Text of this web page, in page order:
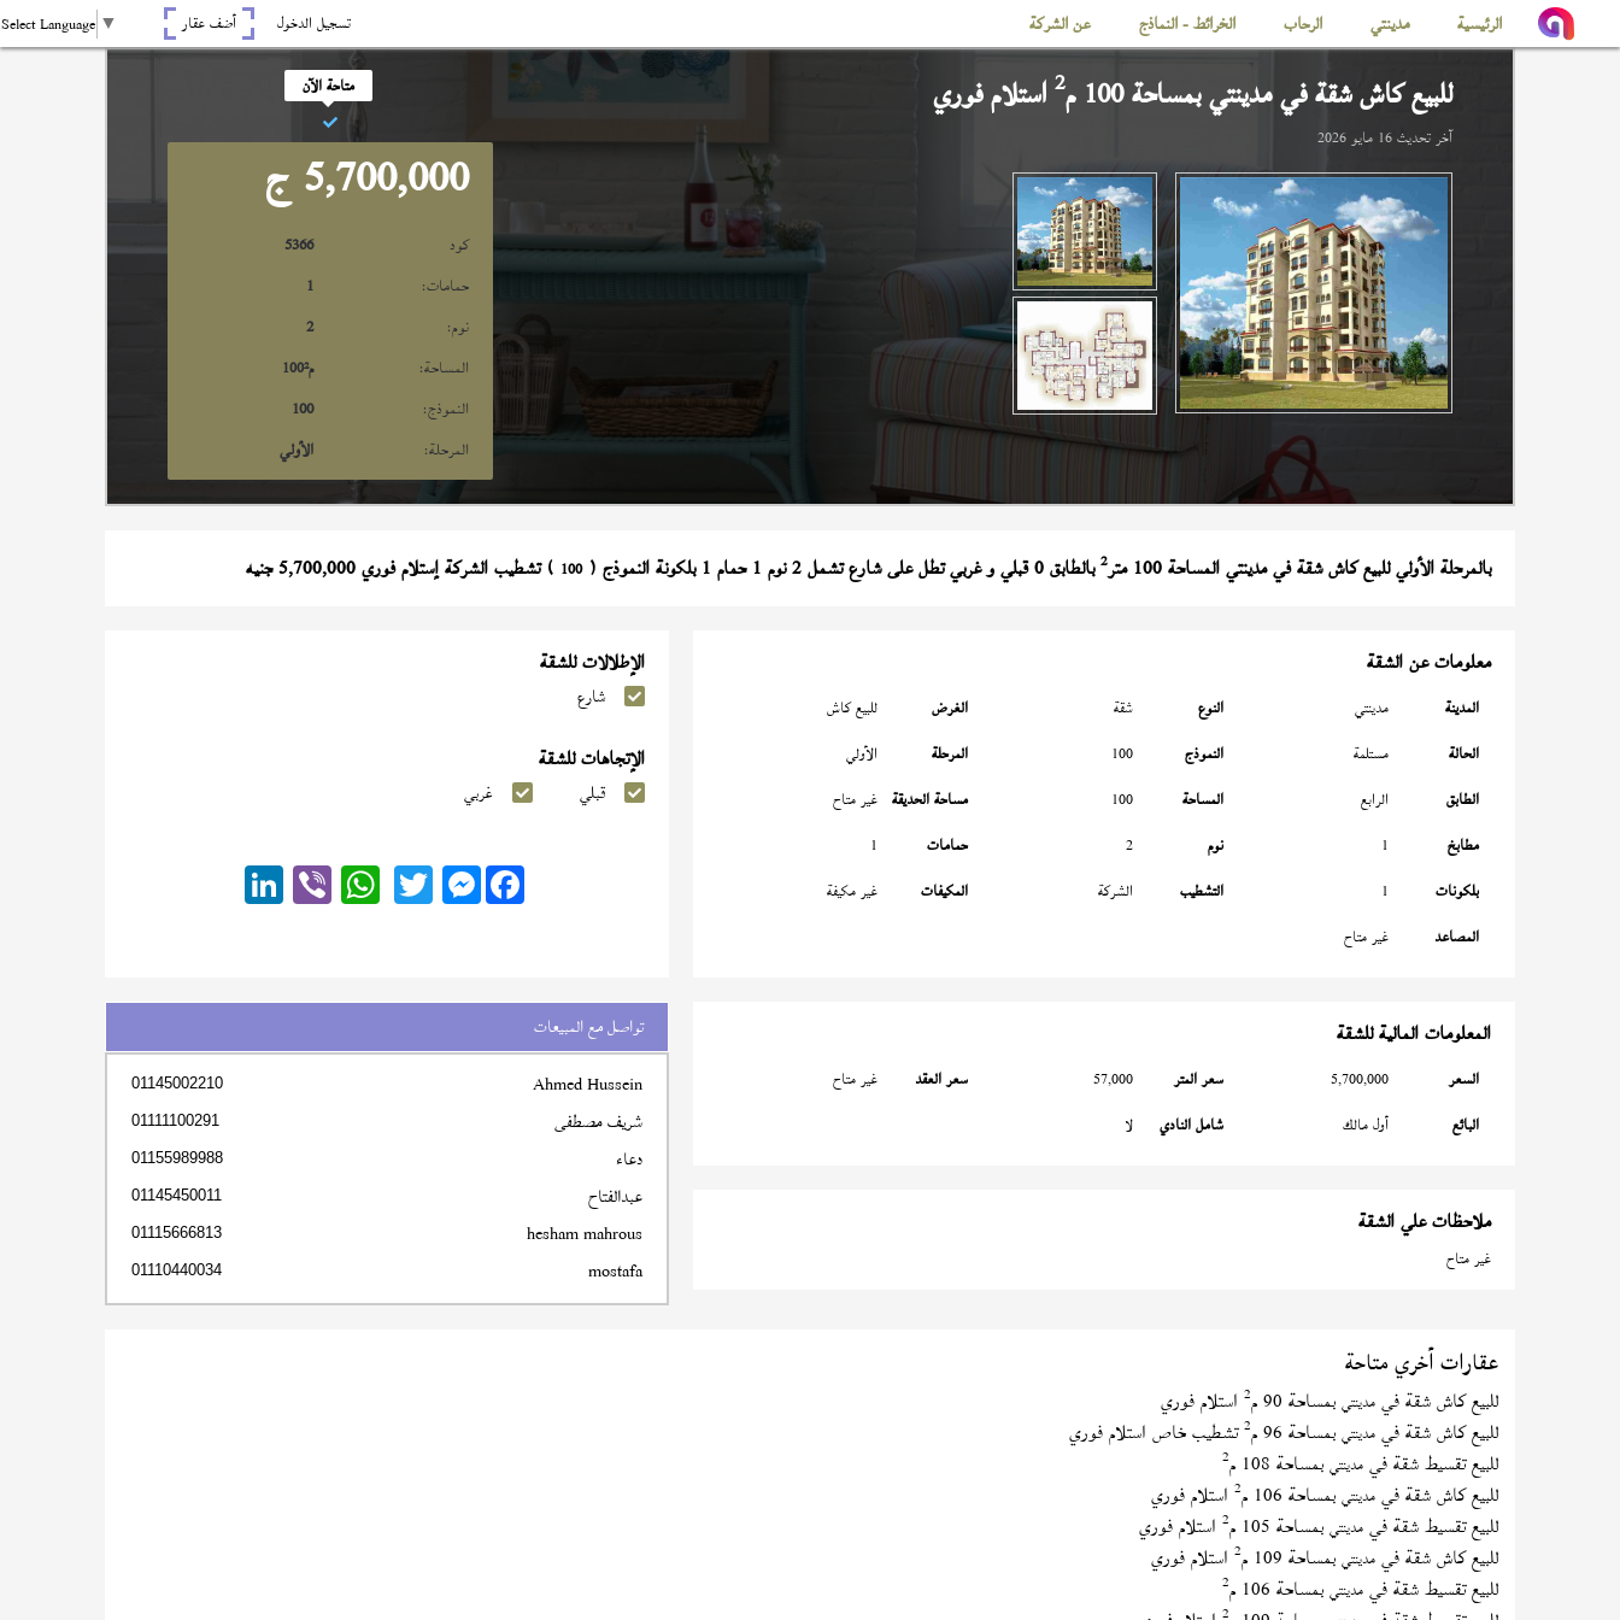
الرئيسية مدينتي الرحاب الخرائط - النماذج عن الشركة تسجيل الدخول أضف عقار Select Language ▼
للبيع كاش شقة فيمدينتيبمساحة 100 م 2 استلام فوري
آخر تحديث16 مايو 2026
متاحة الآن
5,700,000 ج
كود
5366
حمامات:
1
نوم:
2
المساحة:
100م²
النموذج:
100
المرحلة:
الأولي
بالمرحلة الأولي للبيع كاش شقة في مدينتي المساحة 100 متر 2بالطابق 0 قبلي و غربي تطل على شارع تشمل 2 نوم 1 حمام 1 بلكونة النموذج ( 100 ) تشطيب الشركة إستلام فوري 5,700,000 جنيه
معلومات عن الشقة
المدينة مدينتي النوع شقة الغرض
للبيع كاش
الحالة
مستلمة النموذج 100 المرحلة
الأولي
الطابق
الرابع المساحة 100 مساحة الحديقة غير متاح
مطابخ
1 نوم 2 حمامات
1
بلكونات
1 التشطيب الشركة المكيفات
غير مكيفة
المصاعد
غير متاح
الإطلالات للشقة
شارع
الإتجاهات للشقة
قبلي غربي
Messenger
المعلومات المالية للشقة
السعر 5,700,000 سعر المتر 57,000 سعر العقد
غير متاح
البائع
أول مالك شامل النادي لا
ملاحظات علي الشقة
غير متاح
تواصل مع المبيعات
Ahmed Hussein
01145002210
شريف مصطفى 01111100291
دعاء 01155989988
عبدالفتاح 01145450011
hesham mahrous
01115666813
mostafa
01110440034
عقارات أخري متاحة
للبيع كاش شقة في مدينتي بمساحة 90 م 2 استلام فوري
للبيع كاش شقة في مدينتي بمساحة 96 م 2تشطيب خاص استلام فوري
للبيع تقسيط شقة في مدينتي بمساحة 108 م 2
للبيع كاش شقة في مدينتي بمساحة 106 م 2 استلام فوري
للبيع تقسيط شقة في مدينتي بمساحة 105 م 2 استلام فوري
للبيع كاش شقة في مدينتي بمساحة 109 م 2 استلام فوري
للبيع تقسيط شقة في مدينتي بمساحة 106 م 2
2